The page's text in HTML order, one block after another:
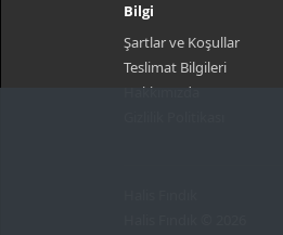
Bilgi
Şartlar ve Koşullar
Teslimat Bilgileri
Hakkımızda